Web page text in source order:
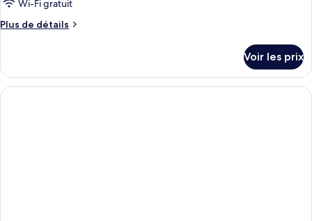
Wi-Fi gratuit
Plus de détails
Plus
le
type
de
Voir les prix